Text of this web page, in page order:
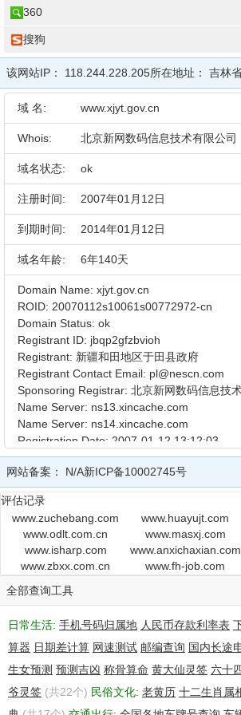
360
搜狗
该网站IP： 118.244.228.205所在地址： 吉林
域 名: www.xjyt.gov.cn
Whois: 北京新网数码信息技术有限公司
域名状态: ok
注册时间: 2007年01月12日
到期时间: 2014年01月12日
域名年龄: 6年140天
Domain Name: xjyt.gov.cn
ROID: 20070112s10061s00772972-cn
Domain Status: ok
Registrant ID: jbqp2gfzbvioh
Registrant: 新疆和田地区于田县政府
Registrant Contact Email: pl@nescn.com
Sponsoring Registrar: 北京新网数码信息技
Name Server: ns13.xincache.com
Name Server: ns14.xincache.com
Registration Date: 2007-01-12 13:12:03
Expiration Date: 2014-01-12 13:12:03
DNSSEC: unsigned
网站备案： N/A新ICP备10002745号
评估记录
www.zuchebang.com
www.huayujt.com
www.odlt.com.cn
www.masxj.com
www.isharp.com
www.anxichaxian.com
www.zbxx.com.cn
www.fh-job.com
全部查询工具
日常生活: 手机号码归属地 人民币存款利率表
算器 日期差计算 网速测试 邮编查询 国内长途
生女预测 预测吉凶 称骨算命 黄大仙灵签 六十
爷灵签 (共22个) 民俗文化: 老黄历 十二生肖属